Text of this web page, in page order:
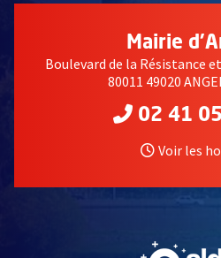
Mairie
Boulevard de la Résistance
80011 49020
02 41
Voir les